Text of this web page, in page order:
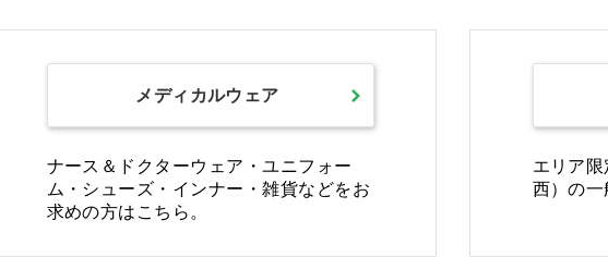
カタログをご利用のお客様
メディカルウェア
ナース＆ドクターウェア・ユニフォー
ム・シューズ・インナー・雑貨などをお
求めの方はこちら。
エリア
西）の